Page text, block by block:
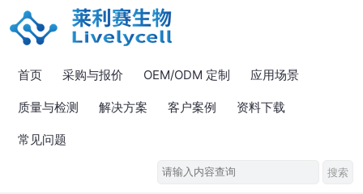
首页 采购与报价 OEM/ODM 定制 应用场景
质量与检测 解决方案 客户案例 资料下载
常见问题